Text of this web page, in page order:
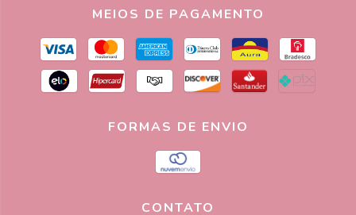
MEIOS DE PAGAMENTO
FORMAS DE ENVIO
CONTATO